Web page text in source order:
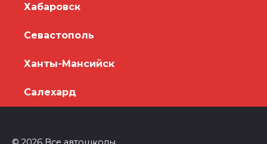
Хабаровск
Севастополь
Ханты-Мансийск
Салехард